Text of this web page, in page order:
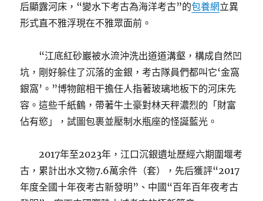
后顯露河床，“變水下考古為海洋考古”的包養網立異
形式直不雅浮現在不雅眾面前。
“江底紅砂巖被水流沖洗出道道溝壑，構成自然凹
坑，剛好躲住了沉落的金銀，考古隊員們都叫它‘金窩
銀窩’。”博物館相干擔任人指著玻璃地板下的河床先
容。這些千紙鶴，帶著牛土豪對林天秤濃烈的「財富
佔有慾」，試圖包裹並壓制水瓶座的怪誕藍光。
2017年至2023年，江口沉銀遺址歷經六期圍堰考
古，累計出水文物7.6萬余件（套），先后獲評“2017
年度全國十年夜考古新發明”、中國“百年百年夜考古